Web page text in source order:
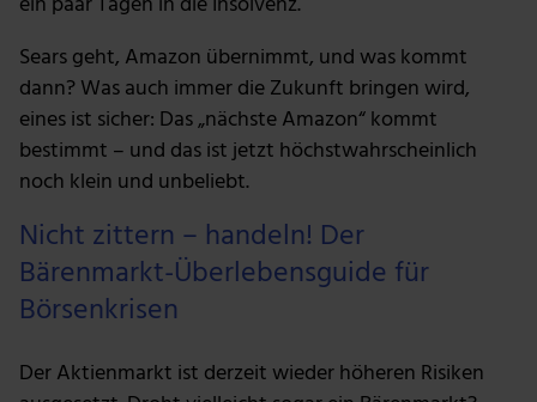
Sears geht, Amazon übernimmt, und was kommt
dann? Was auch immer die Zukunft bringen wird,
eines ist sicher: Das „nächste Amazon“ kommt
bestimmt – und das ist jetzt höchstwahrscheinlich
noch klein und unbeliebt.
Nicht zittern – handeln! Der
Bärenmarkt-Überlebensguide für
Börsenkrisen
Der Aktienmarkt ist derzeit wieder höheren Risiken